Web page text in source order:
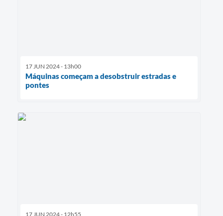
17 JUN 2024 - 13h00
Máquinas começam a desobstruir estradas e
pontes
17 JUN 2024 - 12h55